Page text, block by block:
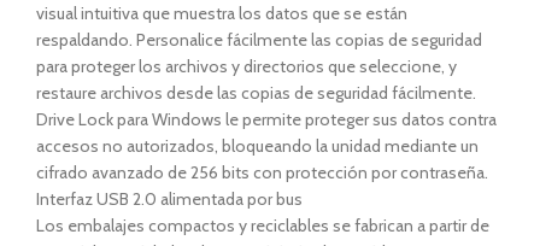
visual intuitiva que muestra los datos que se están
respaldando. Personalice fácilmente las copias de seguridad
para proteger los archivos y directorios que seleccione, y
restaure archivos desde las copias de seguridad fácilmente.
Drive Lock para Windows le permite proteger sus datos contra
accesos no autorizados, bloqueando la unidad mediante un
cifrado avanzado de 256 bits con protección por contraseña.
Interfaz USB 2.0 alimentada por bus
Los embalajes compactos y reciclables se fabrican a partir de